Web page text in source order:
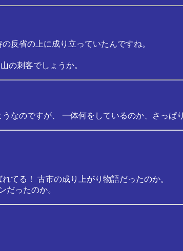
反省の上に成り立っていたんですね。
の刺客でしょうか。
なのですが、 一体何をしているのか、さっぱ
てる！ 古市の成り上がり物語だったのか。
だったのか。